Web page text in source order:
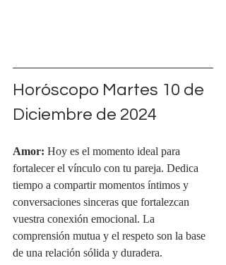
Horóscopo Martes 10 de
Diciembre de 2024
Amor: Hoy es el momento ideal para
fortalecer el vínculo con tu pareja. Dedica
tiempo a compartir momentos íntimos y
conversaciones sinceras que fortalezcan
vuestra conexión emocional. La
comprensión mutua y el respeto son la base
de una relación sólida y duradera.